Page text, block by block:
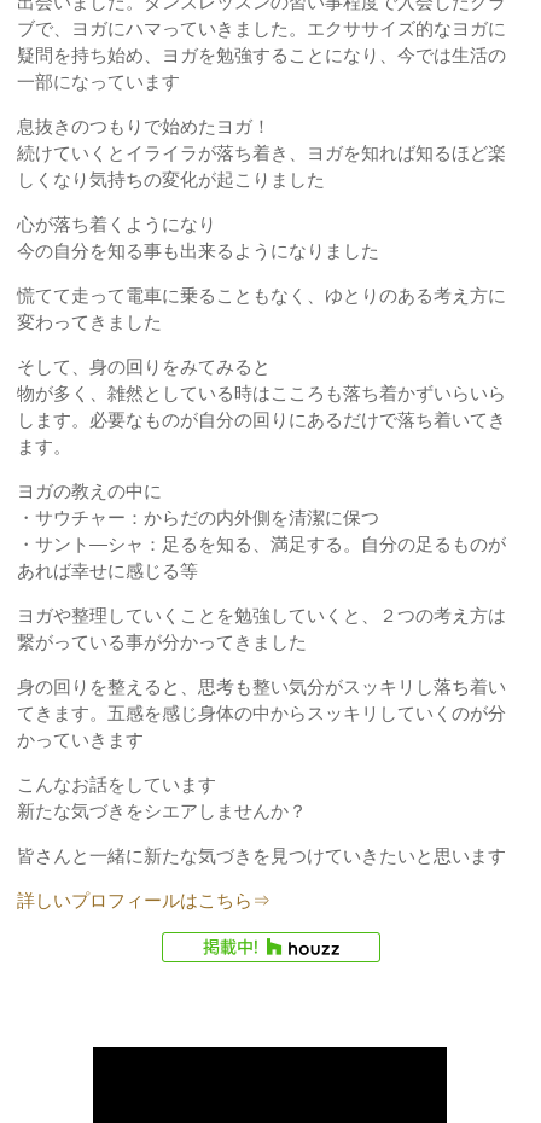
ブで、ヨガにハマっていきました。エクササイズ的なヨガに
疑問を持ち始め、ヨガを勉強することになり、今では生活の
一部になっています
息抜きのつもりで始めたヨガ！
続けていくとイライラが落ち着き、ヨガを知れば知るほど楽
しくなり気持ちの変化が起こりました
心が落ち着くようになり
今の自分を知る事も出来るようになりました
慌てて走って電車に乗ることもなく、ゆとりのある考え方に
変わってきました
そして、身の回りをみてみると
物が多く、雑然としている時はこころも落ち着かずいらいら
します。必要なものが自分の回りにあるだけで落ち着いてき
ます。
ヨガの教えの中に
・サウチャー：からだの内外側を清潔に保つ
・サント―シャ：足るを知る、満足する。自分の足るものが
あれば幸せに感じる等
ヨガや整理していくことを勉強していくと、２つの考え方は
繋がっている事が分かってきました
身の回りを整えると、思考も整い気分がスッキリし落ち着い
てきます。五感を感じ身体の中からスッキリしていくのが分
かっていきます
こんなお話をしています
新たな気づきをシエアしませんか？
皆さんと一緒に新たな気づきを見つけていきたいと思います
詳しいプロフィールはこちら⇒